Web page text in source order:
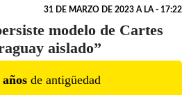
31 DE MARZO DE 2023 A LA - 17:22
modelo de Cartes
aislado”
años de antigüedad